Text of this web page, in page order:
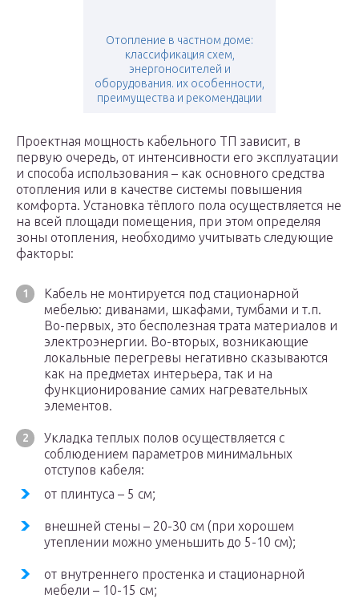
Отопление в частном доме:
классификация схем,
энергоносителей и
оборудования. их особенности,
преимущества и рекомендации
Проектная мощность кабельного ТП зависит, в
первую очередь, от интенсивности его эксплуатации
и способа использования – как основного средства
отопления или в качестве системы повышения
комфорта. Установка тёплого пола осуществляется не
на всей площади помещения, при этом определяя
зоны отопления, необходимо учитывать следующие
факторы:
Кабель не монтируется под стационарной
мебелью: диванами, шкафами, тумбами и т.п.
Во-первых, это бесполезная трата материалов и
электроэнергии. Во-вторых, возникающие
локальные перегревы негативно сказываются
как на предметах интерьера, так и на
функционирование самих нагревательных
элементов.
Укладка теплых полов осуществляется с
соблюдением параметров минимальных
отступов кабеля:
от плинтуса – 5 см;
внешней стены – 20-30 см (при хорошем
утеплении можно уменьшить до 5-10 см);
от внутреннего простенка и стационарной
мебели – 10-15 см;